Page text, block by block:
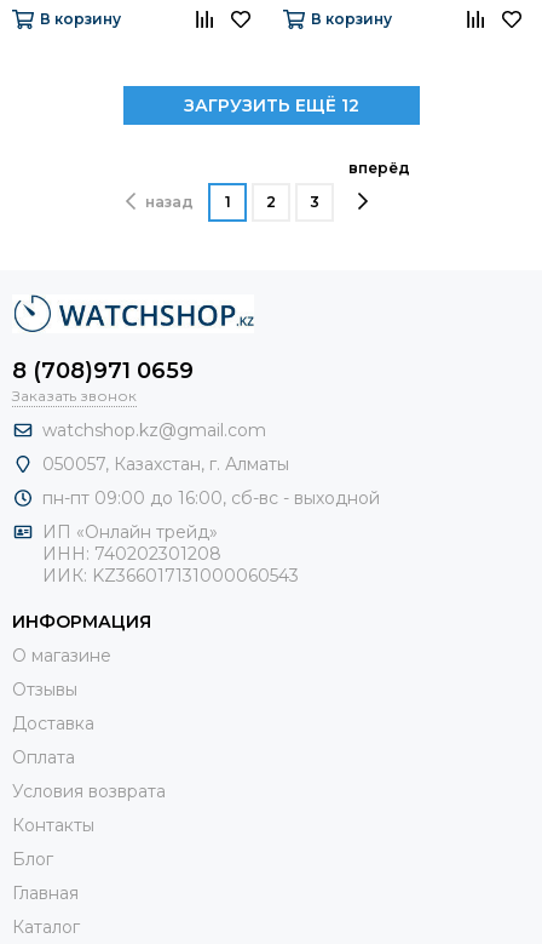
В корзину В корзину
ЗАГРУЗИТЬ ЕЩЁ 12
назад 1 2 3
вперёд
8 (708)971 0659
Заказать звонок
watchshop.kz@gmail.com
050057, Казахстан, г. Алматы
пн-пт 09:00 до 16:00, сб-вс - выходной
ИП «Онлайн трейд»
ИНН: 740202301208
ИИК: KZ366017131000060543
ИНФОРМАЦИЯ
О магазине
Отзывы
Доставка
Оплата
Условия возврата
Контакты
Блог
Главная
Каталог